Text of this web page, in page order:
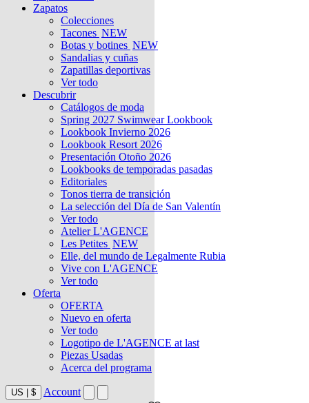
Zapatos
Colecciones
Tacones NEW
Botas y botines NEW
Sandalias y cuñas
Zapatillas deportivas
Ver todo
Descubrir
Catálogos de moda
Spring 2027 Swimwear Lookbook
Lookbook Invierno 2026
Lookbook Resort 2026
Presentación Otoño 2026
Lookbooks de temporadas pasadas
Editoriales
Tonos tierra de transición
La selección del Día de San Valentín
Ver todo
Atelier L'AGENCE
Les Petites NEW
Elle, del mundo de Legalmente Rubia
Vive con L'AGENCE
Ver todo
Oferta
OFERTA
Nuevo en oferta
Ver todo
Logotipo de L'AGENCE at last
Piezas Usadas
Acerca del programa
US $ Account